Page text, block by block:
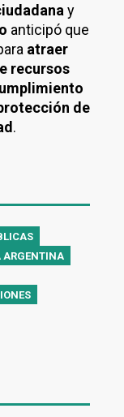
y
anticipó que
atraer
recursos
de
.
ARGENTINA